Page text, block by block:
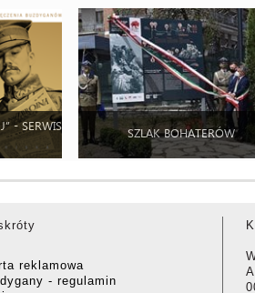
- SERWIS
SZLAK BOHATERÓW
reklamowa
- regulamin